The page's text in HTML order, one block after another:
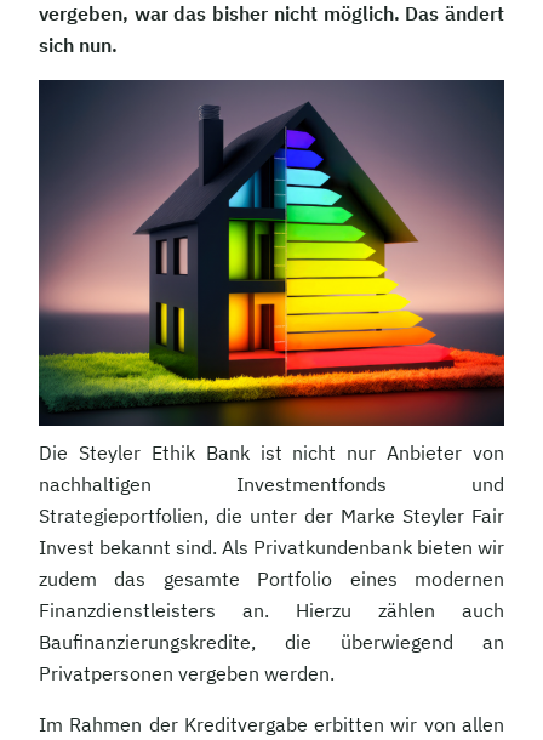
vergeben, war das bisher nicht möglich. Das ändert
sich nun.
Die Steyler Ethik Bank ist nicht nur Anbieter von
nachhaltigen Investmentfonds und
Strategieportfolien, die unter der Marke Steyler Fair
Invest bekannt sind. Als Privatkundenbank bieten wir
zudem das gesamte Portfolio eines modernen
Finanzdienstleisters an. Hierzu zählen auch
Baufinanzierungskredite, die überwiegend an
Privatpersonen vergeben werden.
Im Rahmen der Kreditvergabe erbitten wir von allen